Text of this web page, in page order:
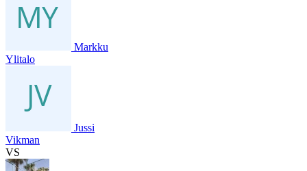
Markku
Ylitalo
Jussi
Vikman
VS